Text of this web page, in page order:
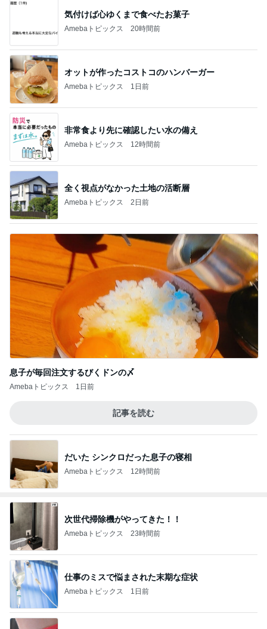
気付けば心ゆくまで食べたお菓子
Amebaトピックス 20時間前
オットが作ったコストコのハンバーガー
Amebaトピックス 1日前
非常食より先に確認したい水の備え
Amebaトピックス 12時間前
全く視点がなかった土地の活断層
Amebaトピックス 2日前
息子が毎回注文するびくドンの〆
Amebaトピックス 1日前
記事を読む
だいた シンクロだった息子の寝相
Amebaトピックス 12時間前
次世代掃除機がやってきた！！
Amebaトピックス 23時間前
仕事のミスで悩まされた末期な症状
Amebaトピックス 1日前